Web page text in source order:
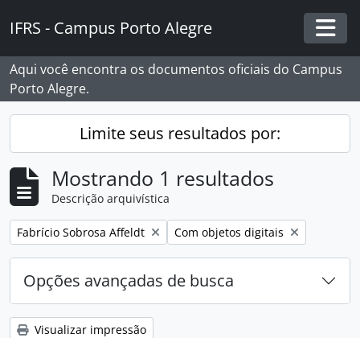
IFRS - Campus Porto Alegre
Aqui você encontra os documentos oficiais do Campus
Porto Alegre.
Limite seus resultados por:
Mostrando 1 resultados
Descrição arquivística
Remover filtro:
Fabrício Sobrosa Affeldt Remover filtro:
Com objetos digitais
Opções avançadas de busca
Visualizar impressão